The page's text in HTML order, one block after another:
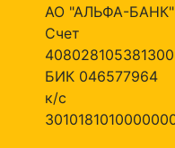
АО "АЛЬФА-БАНК"
Счет
БИК 046577964
к/с